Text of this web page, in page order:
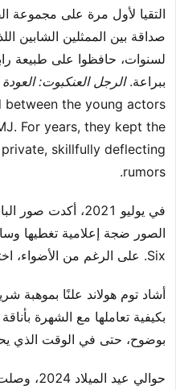
لسنوات، حافظوا على طبيعة
ببراعة.الرجل العنكبوت:
the young actors
For years, they kept the
skillfully deflecting
rumors.
في يوليو 2021، أكدت
Six. على الرغم من الأضواء، اختار الثنائي منهجًا هادئًا.
أشاد توم هولاند علنًا بموهبة
بكيفية تعاملها مع الشهرة
بوضوح، حتى في الوقت الذي
حوالي عيد